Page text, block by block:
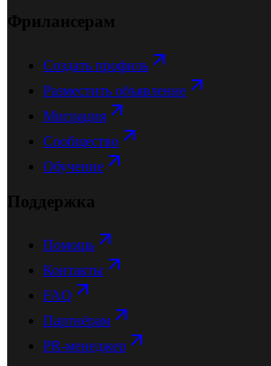
Фрилансерам
Создать профиль
Разместить объявление
Миграция
Сообщество
Обучение
Поддержка
Помощь
Контакты
FAQ
Партнёрам
PR-менеджер